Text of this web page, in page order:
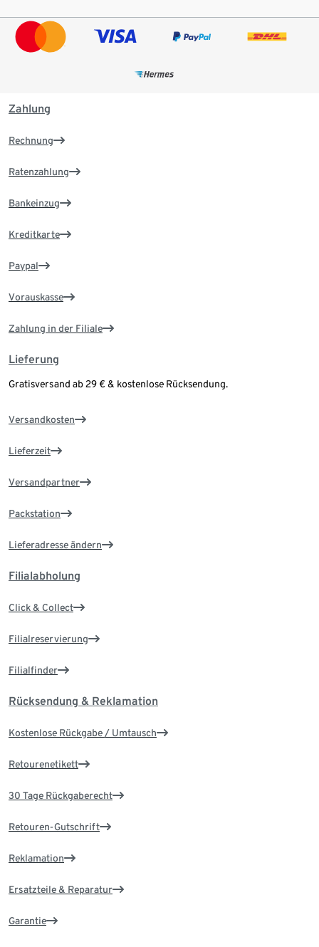
Zahlung
Rechnung
Ratenzahlung
Bankeinzug
Kreditkarte
Paypal
Vorauskasse
Zahlung in der Filiale
Lieferung
Gratisversand ab 29 € & kostenlose Rücksendung.
Versandkosten
Lieferzeit
Versandpartner
Packstation
Lieferadresse ändern
Filialabholung
Click & Collect
Filialreservierung
Filialfinder
Rücksendung & Reklamation
Kostenlose Rückgabe / Umtausch
Retourenetikett
30 Tage Rückgaberecht
Retouren-Gutschrift
Reklamation
Ersatzteile & Reparatur
Garantie